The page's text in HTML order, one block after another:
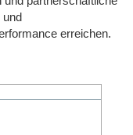
und
erreichen.